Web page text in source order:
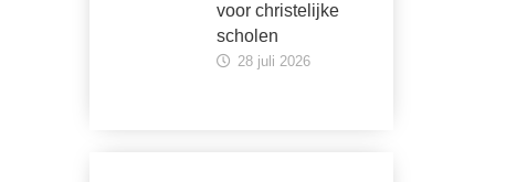
voor christelijke
scholen
28 juli 2026